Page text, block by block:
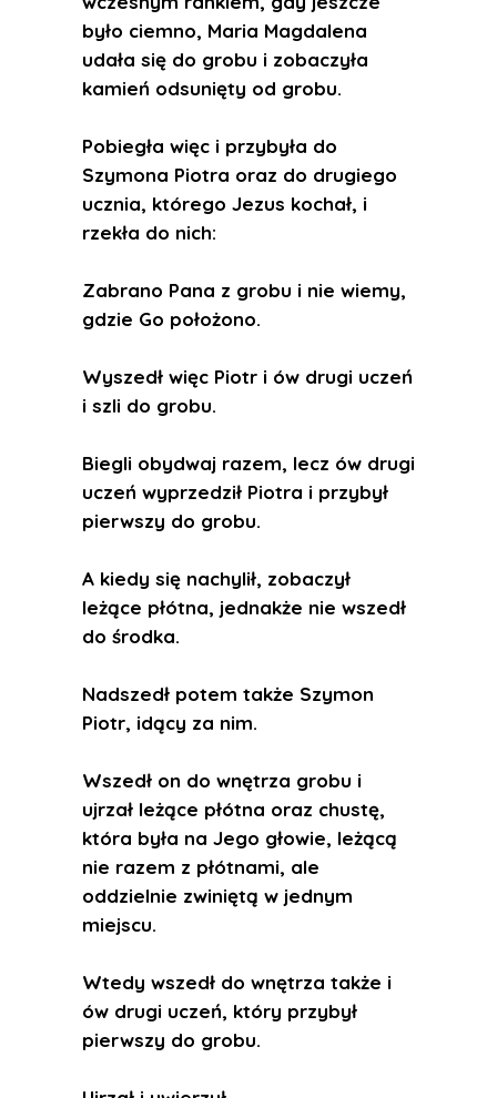
było ciemno, Maria Magdalena
udała się do grobu i zobaczyła
kamień odsunięty od grobu.
Pobiegła więc i przybyła do
Szymona Piotra oraz do drugiego
ucznia, którego Jezus kochał, i
rzekła do nich:
Zabrano Pana z grobu i nie wiemy,
gdzie Go położono.
Wyszedł więc Piotr i ów drugi uczeń
i szli do grobu.
Biegli obydwaj razem, lecz ów drugi
uczeń wyprzedził Piotra i przybył
pierwszy do grobu.
A kiedy się nachylił, zobaczył
leżące płótna, jednakże nie wszedł
do środka.
Nadszedł potem także Szymon
Piotr, idący za nim.
Wszedł on do wnętrza grobu i
ujrzał leżące płótna oraz chustę,
która była na Jego głowie, leżącą
nie razem z płótnami, ale
oddzielnie zwiniętą w jednym
miejscu.
Wtedy wszedł do wnętrza także i
ów drugi uczeń, który przybył
pierwszy do grobu.